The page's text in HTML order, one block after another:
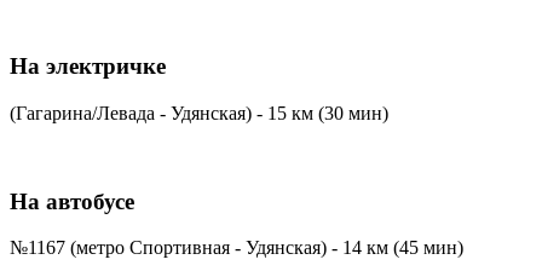
На электричке
(Гагарина/Левада - Удянская) - 15 км (30 мин)
На автобусе
№1167 (метро Спортивная - Удянская) - 14 км (45 мин)